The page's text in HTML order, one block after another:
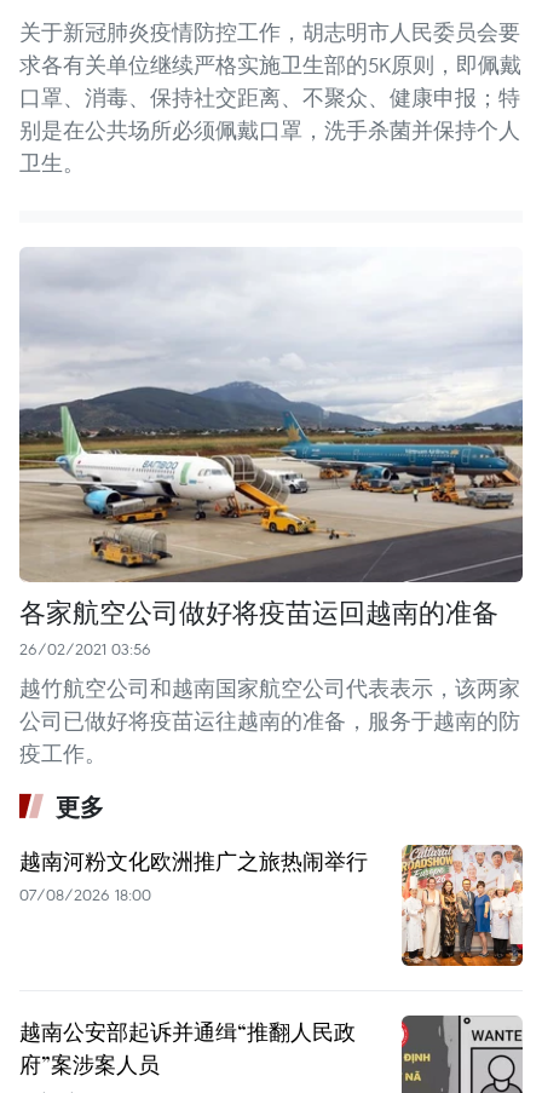
关于新冠肺炎疫情防控工作，胡志明市人民委员会要
求各有关单位继续严格实施卫生部的5K原则，即佩戴
口罩、消毒、保持社交距离、不聚众、健康申报；特
别是在公共场所必须佩戴口罩，洗手杀菌并保持个人
卫生。
各家航空公司做好将疫苗运回越南的准备
26/02/2021 03:56
越竹航空公司和越南国家航空公司代表表示，该两家
公司已做好将疫苗运往越南的准备，服务于越南的防
疫工作。
更多
越南河粉文化欧洲推广之旅热闹举行
07/08/2026 18:00
越南公安部起诉并通缉“推翻人民政
府”案涉案人员